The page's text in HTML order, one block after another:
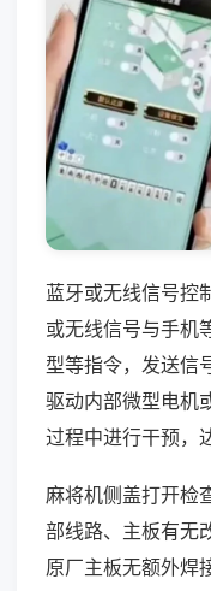
蓝牙或无线信号控
或无线信号与手机
型等指令，发送信
驱动内部微型电机
过程中进行干预，
麻将机侧盖打开检
部线路、主板有无
原厂主板无额外焊